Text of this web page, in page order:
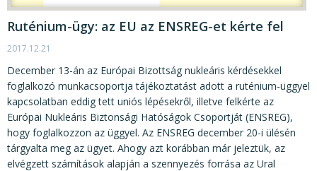
Ruténium-ügy: az EU az ENSREG-et kérte fel
2017.12.21
December 13-án az Európai Bizottság nukleáris kérdésekkel
foglalkozó munkacsoportja tájékoztatást adott a ruténium-üggyel
kapcsolatban eddig tett uniós lépésekről, illetve felkérte az
Európai Nukleáris Biztonsági Hatóságok Csoportját (ENSREG),
hogy foglalkozzon az üggyel. Az ENSREG december 20-i ülésén
tárgyalta meg az ügyet. Ahogy azt korábban már jeleztük, az
elvégzett számítások alapján a szennyezés forrása az Ural